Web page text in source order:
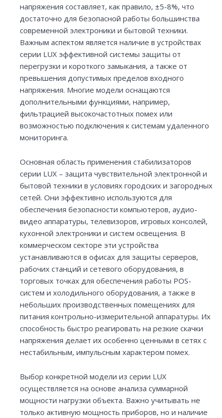
напряжения составляет, как правило, ±5-8%, что
достаточно для безопасной работы большинства
современной электроники и бытовой техники.
Важным аспектом является наличие в устройствах
серии LUX эффективной системы защиты от
перегрузки и короткого замыкания, а также от
превышения допустимых пределов входного
напряжения. Многие модели оснащаются
дополнительными функциями, например,
фильтрацией высокочастотных помех или
возможностью подключения к системам удаленного
мониторинга.
Основная область применения стабилизаторов
серии LUX – защита чувствительной электронной и
бытовой техники в условиях городских и загородных
сетей. Они эффективно используются для
обеспечения безопасности компьютеров, аудио-
видео аппаратуры, телевизоров, игровых консолей,
кухонной электроники и систем освещения. В
коммерческом секторе эти устройства
устанавливаются в офисах для защиты серверов,
рабочих станций и сетевого оборудования, в
торговых точках для обеспечения работы POS-
систем и холодильного оборудования, а также в
небольших производственных помещениях для
питания контрольно-измерительной аппаратуры. Их
способность быстро реагировать на резкие скачки
напряжения делает их особенно ценными в сетях с
нестабильным, импульсным характером помех.
Выбор конкретной модели из серии LUX
осуществляется на основе анализа суммарной
мощности нагрузки объекта. Важно учитывать не
только активную мощность приборов, но и наличие